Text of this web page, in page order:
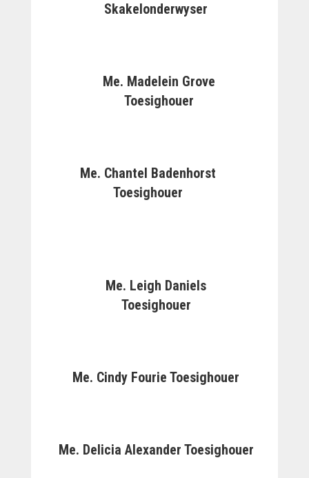
Skakelonderwyser
Me. Madelein Grove
Toesighouer
Me. Chantel Badenhorst
Toesighouer
Me. Leigh Daniels
Toesighouer
Me. Cindy Fourie Toesighouer
Me. Delicia Alexander Toesighouer